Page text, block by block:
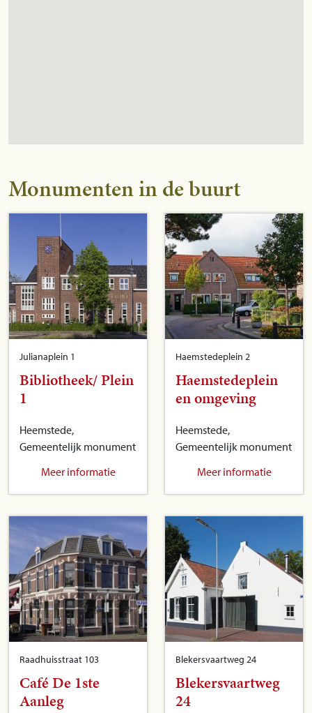
Monumenten in de buurt
Julianaplein 1
Bibliotheek/ Plein
1
Heemstede,
Gemeentelijk monument
Meer informatie
Haemstedeplein 2
Haemstedeplein
en omgeving
Heemstede,
Gemeentelijk monument
Meer informatie
Raadhuisstraat 103
Café De 1ste
Aanleg
Blekersvaartweg 24
Blekersvaartweg
24